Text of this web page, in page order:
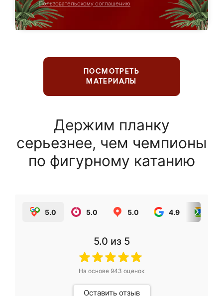
Пользовательскому соглашению
ПОСМОТРЕТЬ
МАТЕРИАЛЫ
Держим планку
серьезнее, чем чемпионы
по фигурному катанию
5.0 5.0 5.0 4.9
5.0 из 5
На основе 943 оценок
Оставить отзыв